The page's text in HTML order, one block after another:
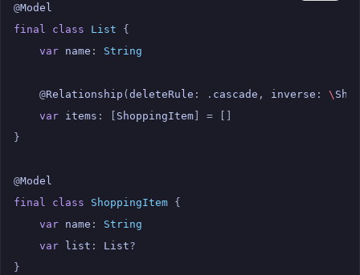
@Model
final
class List
{
var name : String
@Relationship (deleteRule : . cascade , inverse : \
var items : [ ShoppingItem] =
[]
}
@Model
final
class ShoppingItem {
var name :
String
var list : List?
}